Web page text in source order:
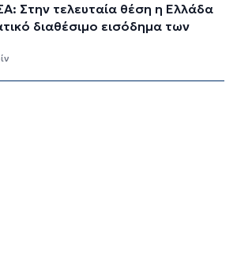
Στην τελευταία θέση η Ελλάδα
διαθέσιμο εισόδημα των